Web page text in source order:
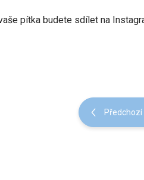
pítka budete sdílet na
Předchozí